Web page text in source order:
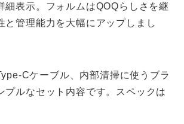
細表示。フォルムはQOQらしさを継
と管理能力を大幅にアップしまし
Cケーブル、内部清掃に使うブラ
プルなセット内容です。スペックは